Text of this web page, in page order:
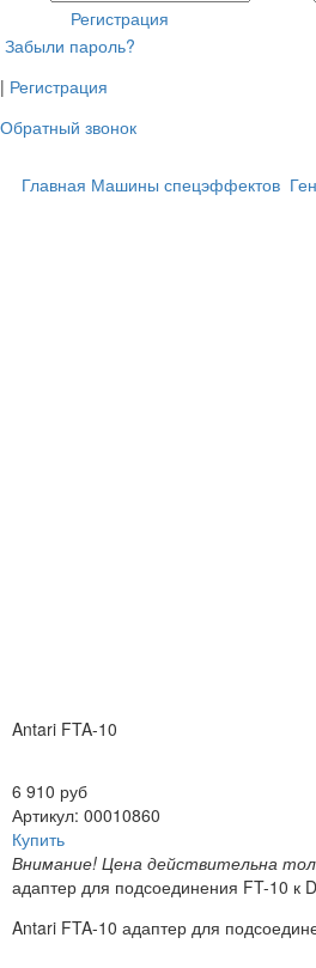
Регистрация
Забыли пароль?
| Регистрация
Обратный звонок
Главная Машины спецэффектов
Antari FTA-10
6 910 руб
Артикул: 00010860
Купить
Внимание! Цена действительна
адаптер для подсоединения FT-10 к
Antari FTA-10 адаптер для